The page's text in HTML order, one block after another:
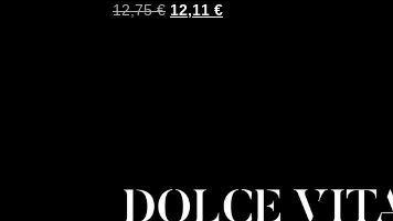
12,75€ 12,11 €